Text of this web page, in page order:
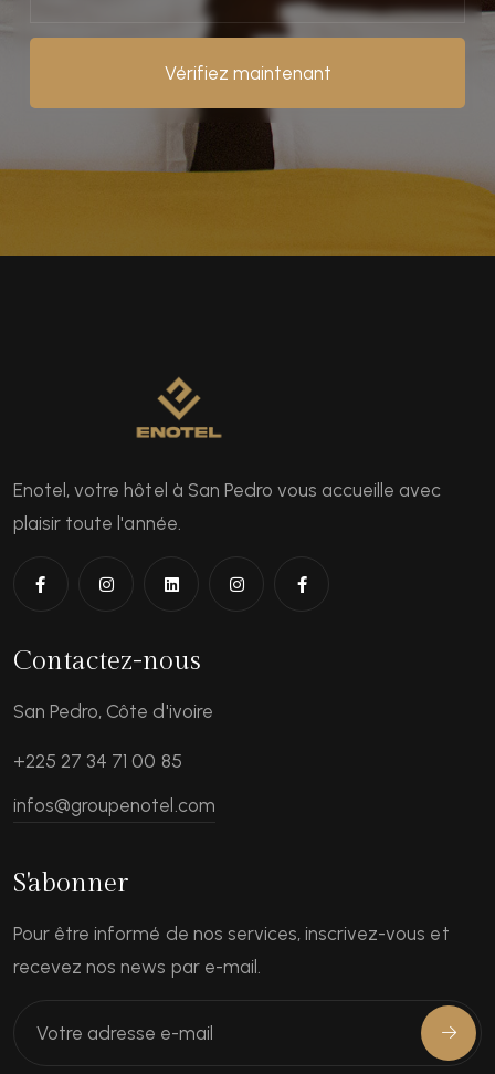
Vérifiez maintenant
Enotel, votre hôtel à San Pedro vous accueille avec
plaisir toute l'année.
Contactez-nous
San Pedro, Côte d'ivoire
+225 27 34 71 00 85
infos@groupenotel.com
S'abonner
Pour être informé de nos services, inscrivez-vous et
recevez nos news par e-mail.